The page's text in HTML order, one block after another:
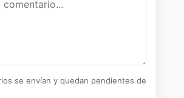
se envían y quedan pendientes de